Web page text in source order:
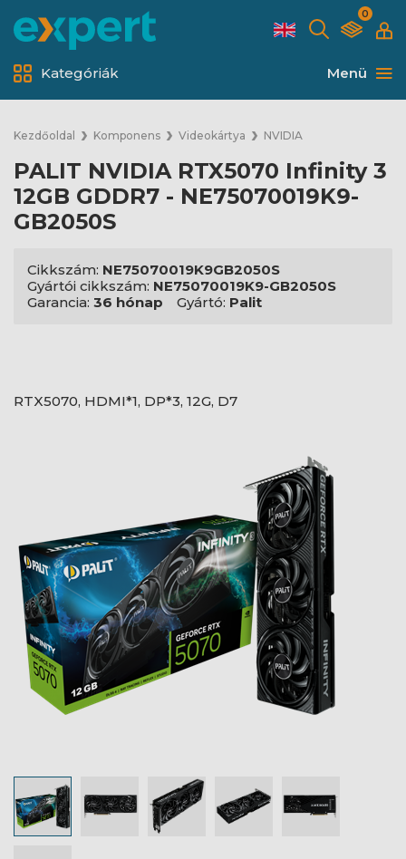
0
Menü
Kategóriák
Kezdőoldal Komponens Videokártya NVIDIA
PALIT NVIDIA RTX5070 Infinity 3
12GB GDDR7 - NE75070019K9-
GB2050S
Cikkszám: NE75070019K9GB2050S
Gyártói cikkszám: NE75070019K9-GB2050S
Garancia: 36 hónap Gyártó: Palit
RTX5070, HDMI*1, DP*3, 12G, D7